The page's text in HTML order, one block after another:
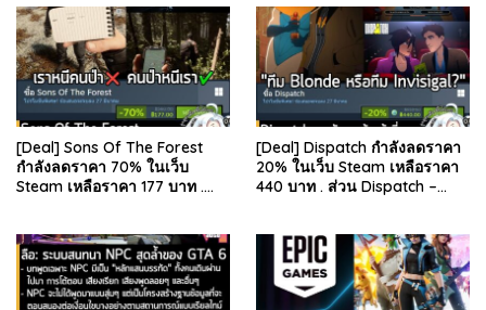
[Deal] Sons Of The Forest
กำลังลดราคา 70% ในเว็บ
Steam เหลือราคา 177 บาท .
[Deal] Dispatch กำลังลดราคา
20% ในเว็บ Steam เหลือราคา
440 บาท . ส่วน Dispatch –